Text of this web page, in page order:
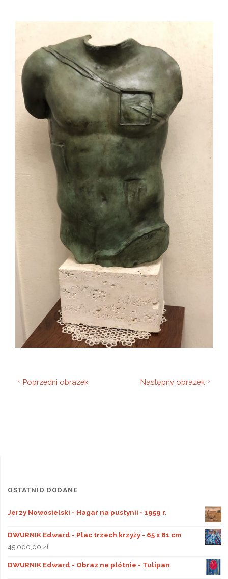
Poprzedni obrazek Następny obrazek
OSTATNIO DODANE
Jerzy Nowosielski - Hagar na pustynii - 1959 r.
DWURNIK Edward - Plac trzech krzyży - 65 x 81 cm
45 000,00 zł
DWURNIK Edward - Obraz na płótnie - Tulipan